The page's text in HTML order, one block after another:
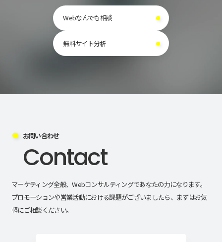
Webなんでも相談
無料サイト分析
お問い合わせ
Contact
マーケティング全般、Webコンサルティングであなたの力になります。
プロモーションや営業活動における課題がございましたら、まずはお気
軽にご相談ください。